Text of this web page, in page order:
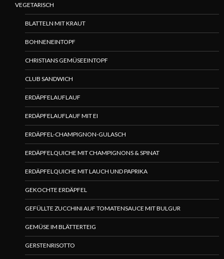
VEGETARISCH
BLATTELN MIT KRAUT
BOHNENEINTOPF
CHRISTIANS GEMÜSEEINTOPF
CLUB SANDWICH
ERDÄPFELAUFLAUF
ERDÄPFELAUFLAUF MIT EI
ERDÄPFEL-CHAMPIGNON-GULASCH
ERDÄPFELQUICHE MIT CHAMPIGNONS & SPINAT
ERDÄPFELQUICHE MIT LAUCH UND PAPRIKA
GEKOCHTE ERDÄPFEL
GEFÜLLTE ZUCCHINI AUF TOMATENSAUCE MIT BULGUR
GEMÜSE IM BLÄTTERTEIG
GERSTENRISOTTO